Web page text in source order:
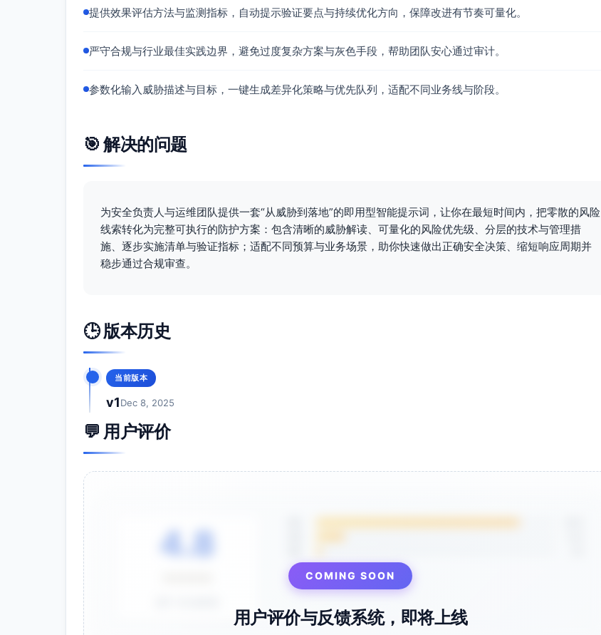
最小权限与网络微分段：用组策略/端点防火墙实现主机级允许清单；服务间基于端口与身份访问控
天内修复
向移动、异常RDP、批量文件改名）
建立分级响应预案（勒索软件专项Runbook），定义隔离阈值、关停策略、业务放通审批
第三方接入与供应商账号纳管（MFA、时间/范围限制）
应急响应计划（本次事件）
现场遏制（0–4h）：隔离告警主机、阻断横向端口、快照关键服务器、强制MFA与密码重置
扫描与清理（4–24h）：EDR/AV全网扫描，卸载持久化点（启动项、计划任务、服务、WMI订阅），
恢复与验证：从不可变快照/对象锁还原受影响共享，验证完整性与权限
实施指南
具体操作步骤
到非必要服务器），仅保留到业务必要端口
6) EDR试点部署（服务器与高风险终端，开启隔离/阻断模式）
7) 服务器加固：禁SMBv1、启SMB签名、启NLA、关闭不必要服务；客户端禁入站RDP
8) 备份：对象存储开启WORM/对象锁；备份控制台改用独立身份源与MFA；关键数据设置≤4小时增
1周内 9) 内部分区与白名单：数据中心南北/东西向策略固化；RDP仅跳板机；PSExec/WMI远程管理
提供效果评估方法与监测指标，自动提示验证要点与持续优化方向，保障改进有节奏可量化。
严守合规与行业最佳实践边界，避免过度复杂方案与灰色手段，帮助团队安心通过审计。
参数化输入威胁描述与目标，一键生成差异化策略与优先队列，适配不同业务线与阶段。
🎯 解决的问题
为安全负责人与运维团队提供一套“从威胁到落地”的即用型智能提示词，让你在最短时间内，把零散的风险
线索转化为完整可执行的防护方案：包含清晰的威胁解读、可量化的风险优先级、分层的技术与管理措
施、逐步实施清单与验证指标；适配不同预算与业务场景，助你快速做出正确安全决策、缩短响应周期并
稳步通过合规审查。
🕒 版本历史
当前版本
v1Dec 8, 2025
💬 用户评价
4.8
COMING SOON
用户评价与反馈系统，即将上线